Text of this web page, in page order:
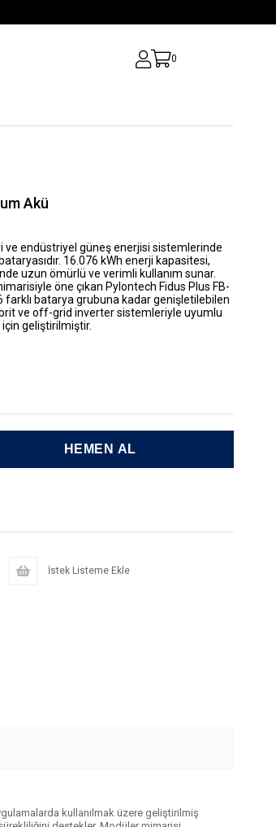
0
Akü
ve endüstriyel güneş enerjisi sistemlerinde
16.076 kWh enerji kapasitesi,
uzun ömürlü ve verimli kullanım sunar.
öne çıkan Pylontech Fidus Plus FB-
farklı batarya grubuna kadar genişletilebilen
ve off-grid inverter sistemleriyle uyumlu
geliştirilmiştir.
İstek Listeme Ekle
kullanılmak üzere geliştirilmiş